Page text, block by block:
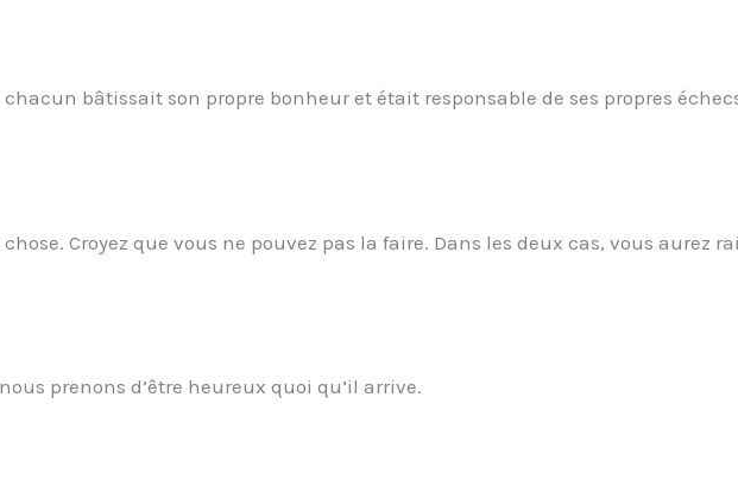
bâtissait son propre bonheur et était responsable de ses propres
Croyez que vous ne pouvez pas la faire. Dans les deux cas, vous aurez
prenons d’être heureux quoi qu’il arrive.